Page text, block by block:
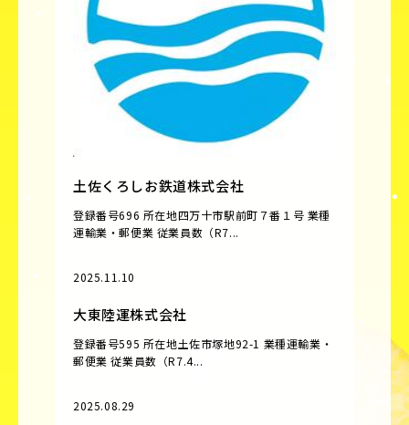
土佐くろしお鉄道株式会社
登録番号696 所在地四万十市駅前町７番１号 業種
運輸業・郵便業 従業員数（R7...
2025.11.10
大東陸運株式会社
登録番号595 所在地土佐市塚地92-1 業種運輸業・
郵便業 従業員数（R7.4...
2025.08.29